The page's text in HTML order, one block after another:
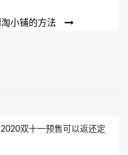
小铺的方法
双十一预售可以返还定